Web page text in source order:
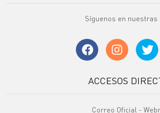
Síguenos en nuestras
ACCESOS
Correo Oficial -